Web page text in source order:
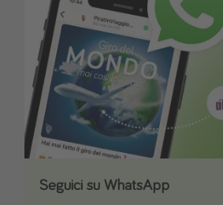
Seguici su WhatsApp
Scarica la nostra App